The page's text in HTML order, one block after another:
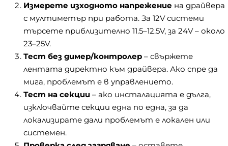
Измерете изходното напрежение на драйвера
с мултиметър при работа. За 12V системи
търсете приблизително 11.5–12.5V, за 24V – около
23–25V.
Тест без димер/контролер – свържете
лентата директно към драйвера. Ако спре да
мига, проблемът е в управлението.
Тест на секции – ако инсталацията е дълга,
изключвайте секции една по една, за да
локализирате дали проблемът е локален или
системен.